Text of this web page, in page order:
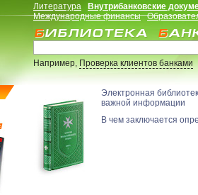
Литература Внутрибанковские
Международные финансы
Например,Проверка клиентов банками
Электронная
важной информации
В чем заключается